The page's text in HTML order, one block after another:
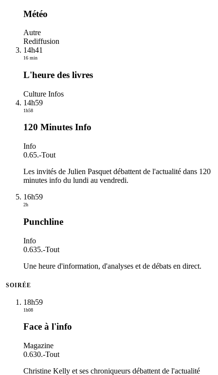
Météo
Autre
Rediffusion
14h41
16 min
L'heure des livres
Culture Infos
14h59
1h58
120 Minutes Info
Info
0.65.-Tout
Les invités de Julien Pasquet débattent de l'actualité dans 120
minutes info du lundi au vendredi.
16h59
2h
Punchline
Info
0.635.-Tout
Une heure d'information, d'analyses et de débats en direct.
SOIRÉE
18h59
1h08
Face à l'info
Magazine
0.630.-Tout
Christine Kelly et ses chroniqueurs débattent de l'actualité